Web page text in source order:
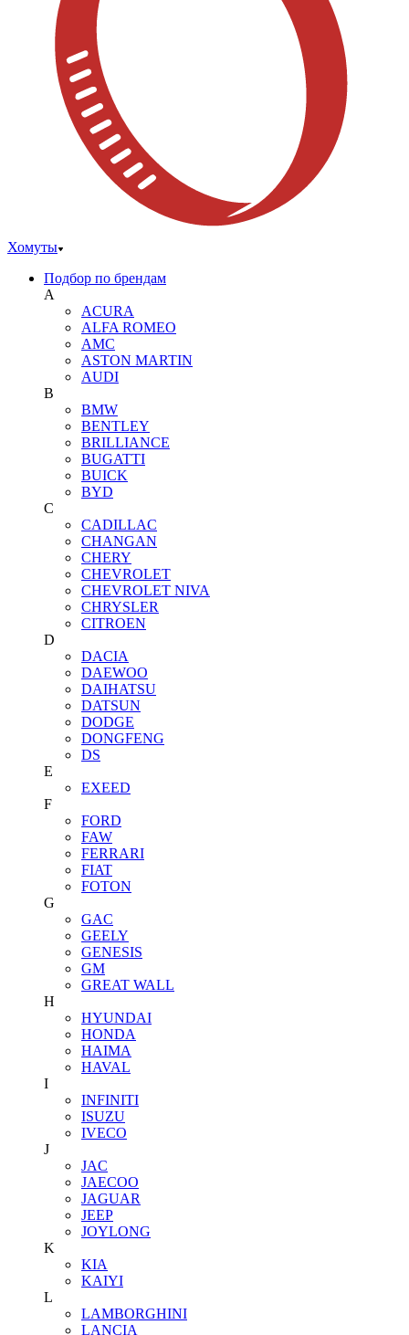
Хомуты
Подбор по брендам
A
ACURA
ALFA ROMEO
AMC
ASTON MARTIN
AUDI
B
BMW
BENTLEY
BRILLIANCE
BUGATTI
BUICK
BYD
C
CADILLAC
CHANGAN
CHERY
CHEVROLET
CHEVROLET NIVA
CHRYSLER
CITROEN
D
DACIA
DAEWOO
DAIHATSU
DATSUN
DODGE
DONGFENG
DS
E
EXEED
F
FORD
FAW
FERRARI
FIAT
FOTON
G
GAC
GEELY
GENESIS
GM
GREAT WALL
H
HYUNDAI
HONDA
HAIMA
HAVAL
I
INFINITI
ISUZU
IVECO
J
JAC
JAECOO
JAGUAR
JEEP
JOYLONG
K
KIA
KAIYI
L
LAMBORGHINI
LANCIA